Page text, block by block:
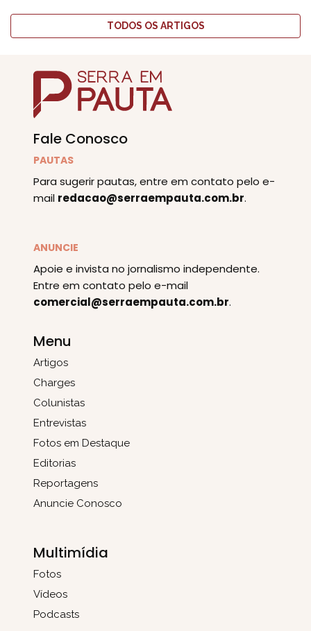
TODOS OS ARTIGOS
Fale Conosco
PAUTAS
Para sugerir pautas, entre em contato pelo e-
mail redacao@serraempauta.com.br.
ANUNCIE
Apoie e invista no jornalismo independente.
Entre em contato pelo e-mail
comercial@serraempauta.com.br.
Menu
Artigos
Charges
Colunistas
Entrevistas
Fotos em Destaque
Editorias
Reportagens
Anuncie Conosco
Multimídia
Fotos
Vídeos
Podcasts